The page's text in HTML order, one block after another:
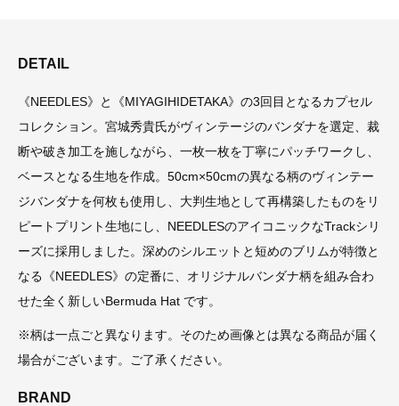
DETAIL
《NEEDLES》と《MIYAGIHIDETAKA》の3回目となるカプセル
コレクション。宮城秀貴氏がヴィンテージのバンダナを選定、裁
断や破き加工を施しながら、一枚一枚を丁寧にパッチワークし、
ベースとなる生地を作成。50cm×50cmの異なる柄のヴィンテー
ジバンダナを何枚も使用し、大判生地として再構築したものをリ
ピートプリント生地にし、NEEDLESのアイコニックなTrackシリ
ーズに採用しました。深めのシルエットと短めのブリムが特徴と
なる《NEEDLES》の定番に、オリジナルバンダナ柄を組み合わ
せた全く新しいBermuda Hat です。
※柄は一点ごと異なります。そのため画像とは異なる商品が届く
場合がございます。ご了承ください。
BRAND